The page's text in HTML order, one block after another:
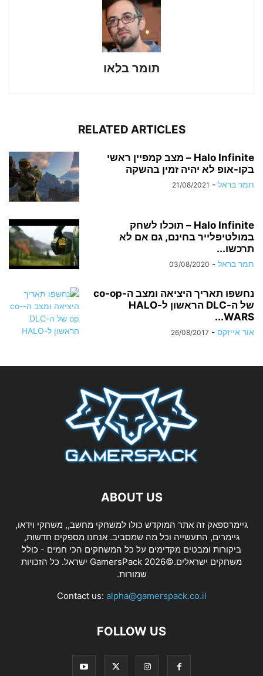
תומר בלאו
RELATED ARTICLES
Halo Infinite – מצב קמפיין ראשי
בקו-אופ לא יהיה זמין בהשקה
תמר בראל -
21/08/2021
Halo Infinite – תוכלו לשחק
במולטיפלייר בחינם, גם אם לא
תרכשו...
תמר בראל -
03/08/2020
נחשפו תאריך היציאה ומצב ה-co-op
של ה-DLC הראשון ל-HALO
WARS...
אור אייזקס -
26/08/2017
ABOUT US
גיימרספאק זה אתר המוקדש כולו למשחקי מחשב,, משחקי וידאו,
גיימרים, התעשייה וכל מה שמסביב. אנחנו מספקים חדשות,
ביקורות ומבטים מקדימים על כל המשחקים הכי חמים - כולל
משחקים ישראלים.©2026 GamersPack ישראל. כל הזכויות
שמורות.
Contact us: alpha@gamerspack.co.il
FOLLOW US